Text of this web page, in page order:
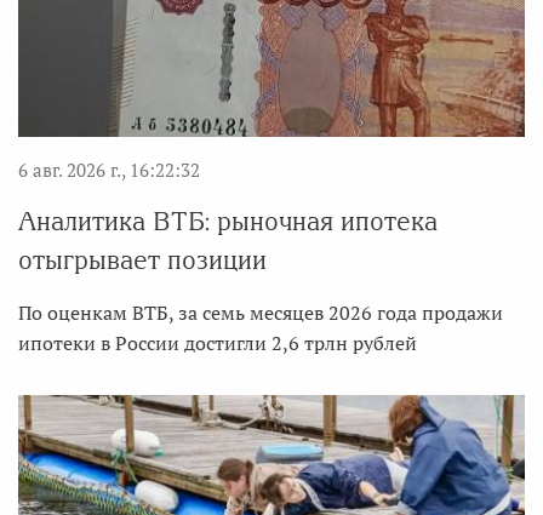
6 авг. 2026 г., 16:22:32
Аналитика ВТБ: рыночная ипотека
отыгрывает позиции
По оценкам ВТБ, за семь месяцев 2026 года продажи
ипотеки в России достигли 2,6 трлн рублей